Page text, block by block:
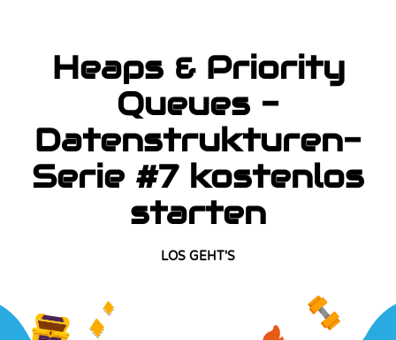
Heaps & Priority
Queues -
Datenstrukturen-
Serie #7 kostenlos
starten
LOS GEHT'S